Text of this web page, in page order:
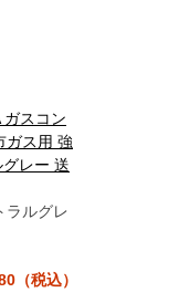
ガスコン
ガス用 強
レー 送
ラルグレ
（税込）